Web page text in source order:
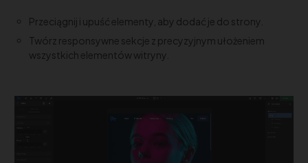
Przeciągnij i upuść elementy, aby dodać je do strony.
Twórz responsywne sekcje z precyzyjnym ułożeniem
wszystkich elementów witryny.